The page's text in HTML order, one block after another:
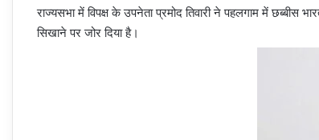
राज्यसभा में विपक्ष के उपनेता प्रमोद तिवारी ने पहलगाम में छब्बीस
सिखाने पर जोर दिया है।